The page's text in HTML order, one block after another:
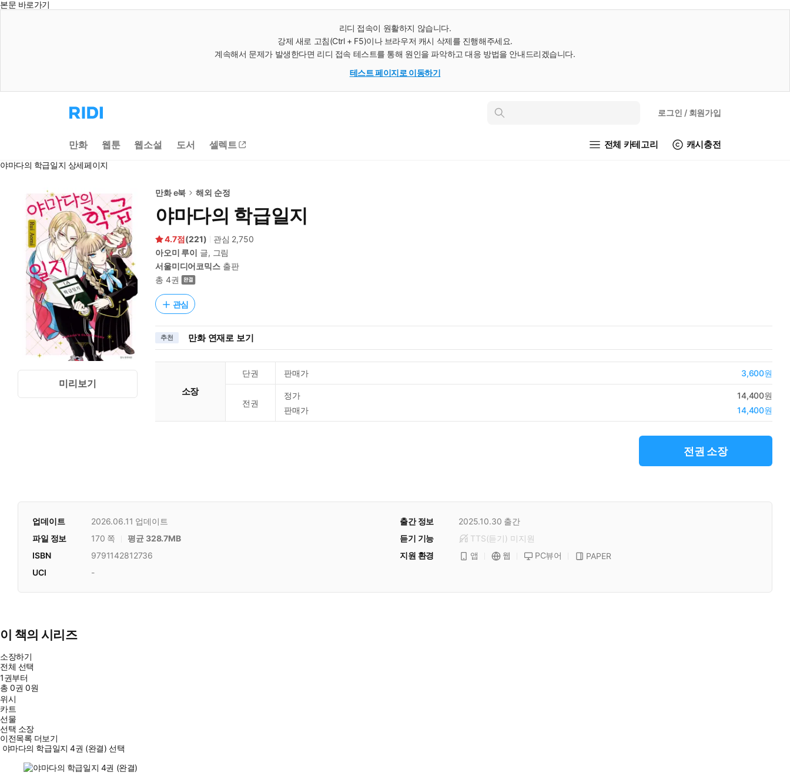
본문 바로가기
리디 접속이 원활하지 않습니다.
강제 새로 고침(Ctrl + F5)이나 브라우저 캐시 삭제를 진행해주세요.
계속해서 문제가 발생한다면 리디 접속 테스트를 통해 원인을 파악하고 대응 방법을 안내드리겠습니다.
테스트 페이지로 이동하기
리
디
으
로
동
인
로그인 / 회원가입
만화 웹툰 웹소설 도서 셀렉트 전체 카테고리 캐시충전
야마다의 학급일지 상세페이지
미리보기
만화 e북 해외 순정
야마다의 학급일지
4.7 (221) 관심 2,750
아오미 루이 글, 그림
서울미디어코믹스출판
총 4권
관심
추천 만화 연재로 보기
소장
단권 판매가 3,600원
전권
정가
14,400원
판매가
14,400원
전권 소장
업데이트 2026.06.11 업데이트 출간 정보 2025.10.30 출간
듣기 기능
TTS(듣기) 미지원
파일 정보 170 쪽
평균 328.7MB
지원 환경
앱 웹 PC뷰어 PAPER
ISBN
9791142812736
UCI
-
이 책의 시리즈
소장하기
전체 선택
1권부터
총0권 0원
위시
카트
선물
선택 소장
이전목록 더보기
야마다의 학급일지 4권 (완결) 선택